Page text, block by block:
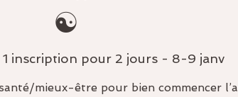
☯️
1 inscription pour 2 jours - 8-9 janv
mieux-être pour bien commencer